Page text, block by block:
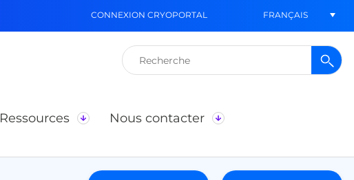
CONNEXION CRYOPORTAL FRANÇAIS
Rechercher :
Ressources
Nous contacter